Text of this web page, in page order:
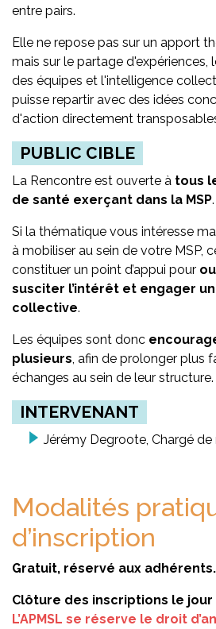
entre pairs.
Elle ne repose pas sur un apport
mais sur le partage d'expériences,
des équipes et l'intelligence
puisse repartir avec des idées
d'action directement
PUBLIC CIBLE
La Rencontre est ouverte à tous
de santé exerçant dans la MSP.
Si la thématique vous intéresse
à mobiliser au sein de votre MSP,
constituer un point d’appui pour
susciter l’intérêt et engager
collective.
Les équipes sont donc
plusieurs, afin de prolonger plus
échanges au sein de leur structure.
INTERVENANT
Jérémy Degroote, Chargé de
Modalités
d’inscription
Gratuit, réservé aux adhérents.
Clôture des inscriptions le jour
L’APMSL se réserve le droit